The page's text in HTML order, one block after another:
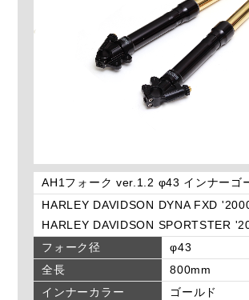
AH1フォーク ver.1.2 φ43 インナーゴ
HARLEY DAVIDSON DYNA FXD
HARLEY DAVIDSON SPORTSTER
フォーク径
φ43
全長
800mm
インナーカラー
ゴールド